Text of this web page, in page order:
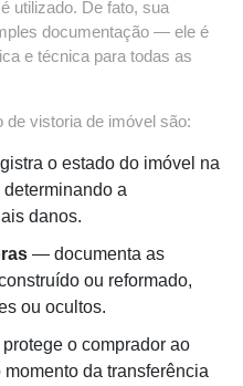
utilizado. De fato, sua
documentação — ele é
e técnica para todas as
de vistoria de imóvel são:
o estado do imóvel na
a
danos.
— documenta as
ou reformado,
ou ocultos.
o comprador ao
da transferência